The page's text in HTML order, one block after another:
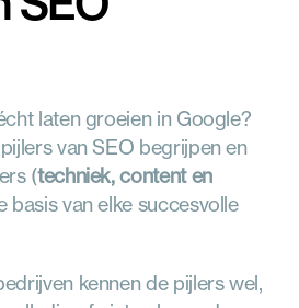
laten groeien in Google?
van SEO begrijpen en
(techniek, content en
basis van elke succesvolle
kennen de pijlers wel,